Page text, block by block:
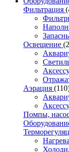
Фильтрация
Освещение
Аэрация
Помпы,